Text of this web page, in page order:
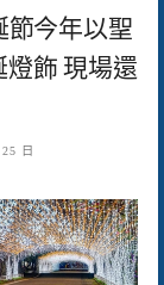
節今年以聖
飾 現場還
日